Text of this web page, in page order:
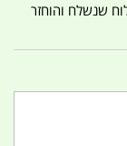
שנשלח והוחזר